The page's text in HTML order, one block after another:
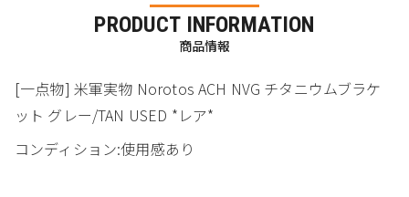
PRODUCT INFORMATION
商品情報
[一点物] 米軍実物 Norotos ACH NVG チタニウムブラケ
ット グレー/TAN USED *レア*
コンディション:使用感あり